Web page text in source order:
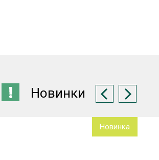
Новинки
Новинка